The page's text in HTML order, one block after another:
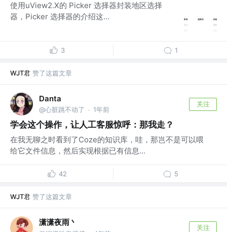
使用uView2.X的 Picker 选择器封装地区选择
器，Picker 选择器的介绍这...
3 1
WJT君 赞了这篇文章
Danta
@心脏跳不动了 · 1年前
关注
学会这个操作，让人工客服惊呼：那我走？
在我无聊之时看到了Coze的知识库，哇，那岂不是可以喂
给它文件信息，然后实现根据已有信息...
42 5
WJT君 赞了这篇文章
潇潇夜雨丶
关注